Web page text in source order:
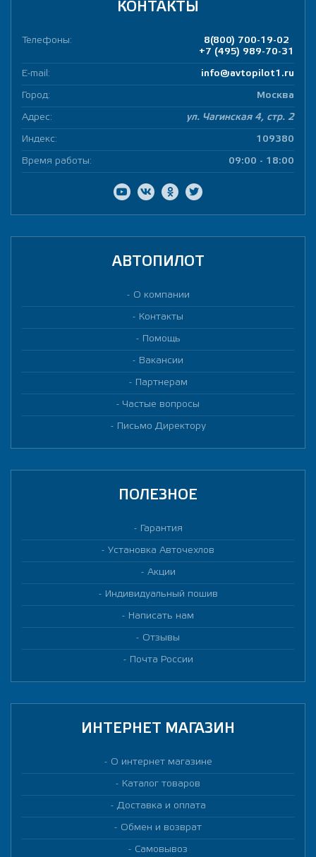
КОНТАКТЫ
Телефоны:
8(800) 700-19-02
+7 (495) 989-70-31
E-mail: info@avtopilot1.ru
Город: Москва
Адрес: ул. Чагинская 4, стр. 2
Индекс: 109380
Время работы: 09:00 - 18:00
АВТОПИЛОТ
О компании
Контакты
Помощь
Вакансии
Партнерам
Частые вопросы
Письмо Директору
ПОЛЕЗНОЕ
Гарантия
Установка Авточехлов
Акции
Индивидуальный пошив
Написать нам
Отзывы
Почта России
ИНТЕРНЕТ МАГАЗИН
О интернет магазине
Каталог товаров
Доставка и оплата
Обмен и возврат
Самовывоз